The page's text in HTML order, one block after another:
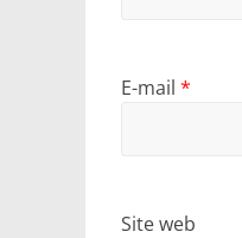
E-mail *
Site web